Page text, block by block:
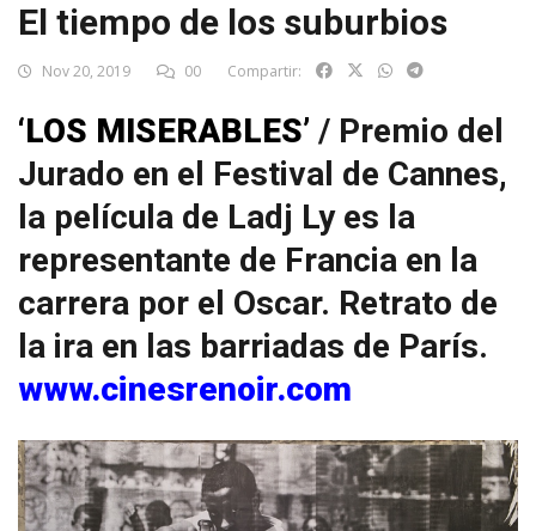
El tiempo de los suburbios
Nov 20, 2019 00 Compartir:
‘LOS MISERABLES’ / Premio del
Jurado en el Festival de Cannes,
la película de Ladj Ly es la
representante de Francia en la
carrera por el Oscar. Retrato de
la ira en las barriadas de París.
www.cinesrenoir.com